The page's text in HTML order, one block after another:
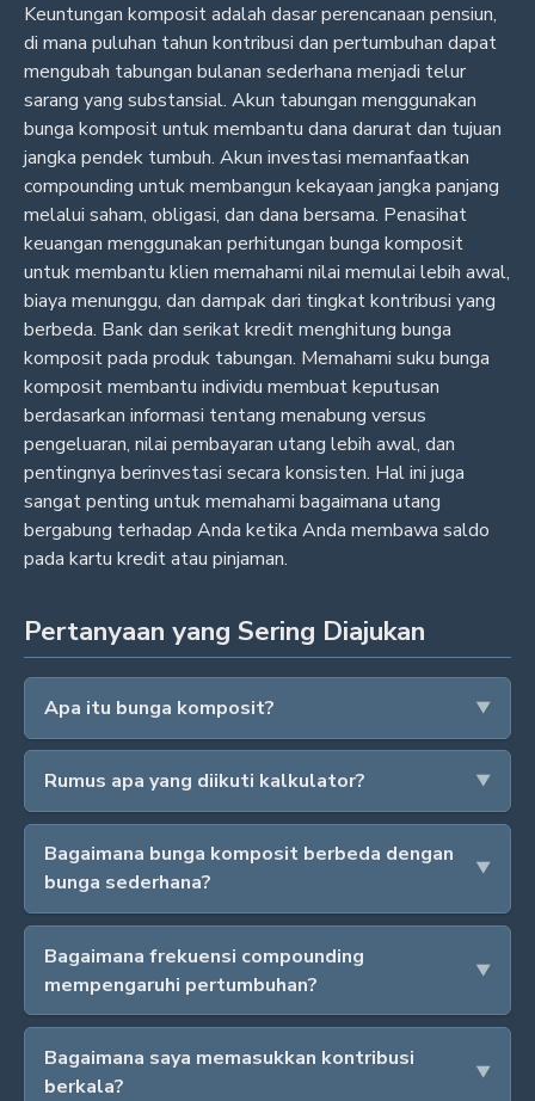
Keuntungan komposit adalah dasar perencanaan pensiun,
di mana puluhan tahun kontribusi dan pertumbuhan dapat
mengubah tabungan bulanan sederhana menjadi telur
sarang yang substansial. Akun tabungan menggunakan
bunga komposit untuk membantu dana darurat dan tujuan
jangka pendek tumbuh. Akun investasi memanfaatkan
compounding untuk membangun kekayaan jangka panjang
melalui saham, obligasi, dan dana bersama. Penasihat
keuangan menggunakan perhitungan bunga komposit
untuk membantu klien memahami nilai memulai lebih awal,
biaya menunggu, dan dampak dari tingkat kontribusi yang
berbeda. Bank dan serikat kredit menghitung bunga
komposit pada produk tabungan. Memahami suku bunga
komposit membantu individu membuat keputusan
berdasarkan informasi tentang menabung versus
pengeluaran, nilai pembayaran utang lebih awal, dan
pentingnya berinvestasi secara konsisten. Hal ini juga
sangat penting untuk memahami bagaimana utang
bergabung terhadap Anda ketika Anda membawa saldo
pada kartu kredit atau pinjaman.
Pertanyaan yang Sering Diajukan
Apa itu bunga komposit?
Rumus apa yang diikuti kalkulator?
Bagaimana bunga komposit berbeda dengan
bunga sederhana?
Bagaimana frekuensi compounding
mempengaruhi pertumbuhan?
Bagaimana saya memasukkan kontribusi
berkala?